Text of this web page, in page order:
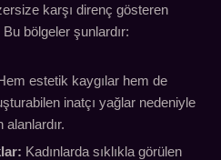
karşı direnç gösteren
bölgeler şunlardır:
estetik kaygılar hem de
inatçı yağlar nedeniyle
alanlardır.
Kadınlarda sıklıkla görülen